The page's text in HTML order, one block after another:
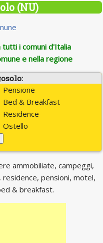
(NU)
i comuni d'Italia
e nella regione
Pensione
Bed & Breakfast
Residence
Ostello
ammobiliate, campeggi,
pensioni, motel,
& breakfast.